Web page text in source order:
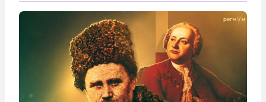
сверлит противно, но всё...